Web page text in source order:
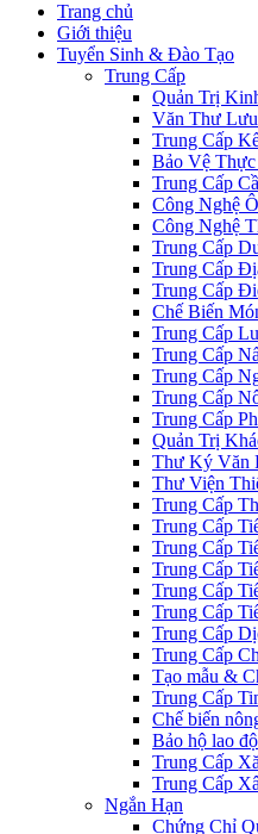
Trang chủ
Giới thiệu
Tuyển Sinh & Đào Tạo
Trung Cấp
Quản Trị
Văn Thư
Trung Cấp
Bảo Vệ
Trung Cấp
Công Nghệ
Công Nghệ
Trung Cấp
Trung Cấp
Trung Cấp
Chế Biến
Trung Cấp
Trung Cấp
Trung Cấp
Trung Cấp
Trung Cấp
Quản Trị
Thư Ký Văn
Thư Viện
Trung Cấp
Trung Cấp
Trung Cấp
Trung Cấp
Trung Cấp
Trung Cấp
Trung Cấp
Trung Cấp
Tạo mẫu &
Trung Cấp
Chế biến
Bảo hộ lao
Trung Cấp
Trung Cấp
Ngắn Hạn
Chứng Chỉ